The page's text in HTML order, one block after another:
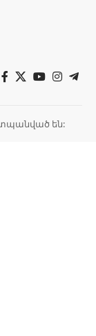
են: